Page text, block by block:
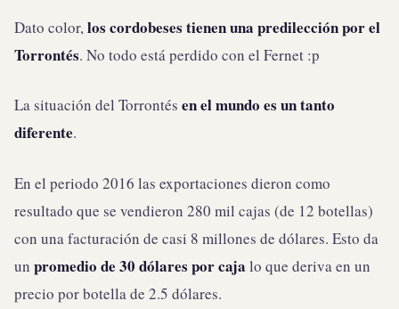
Dato color,los cordobeses tienen una predilección por el
Torrontés. No todo está perdido con el Fernet :p
La situación del Torrontés en el mundo es un tanto
diferente.
En el periodo 2016 las exportaciones dieron como
resultado que se vendieron 280 mil cajas (de 12 botellas)
con una facturación de casi 8 millones de dólares. Esto da
un promedio de 30 dólares por caja lo que deriva en un
precio por botella de 2.5 dólares.